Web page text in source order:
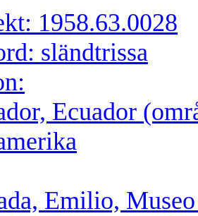
1958.63.0028
sländtrissa
Ecuador
Emilio,